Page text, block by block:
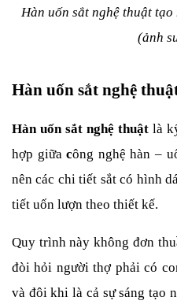
Hàn uốn sắt nghệ thuật
(ảnh
Hàn uốn sắt nghệ
Hàn uốn sắt nghệ thuật là
hợp giữa công nghệ hàn –
nên các chi tiết sắt có hình
tiết uốn lượn theo thiết kế.
Quy trình này không đơn
đòi hỏi người thợ phải có
và đôi khi là cả sự sáng tạo